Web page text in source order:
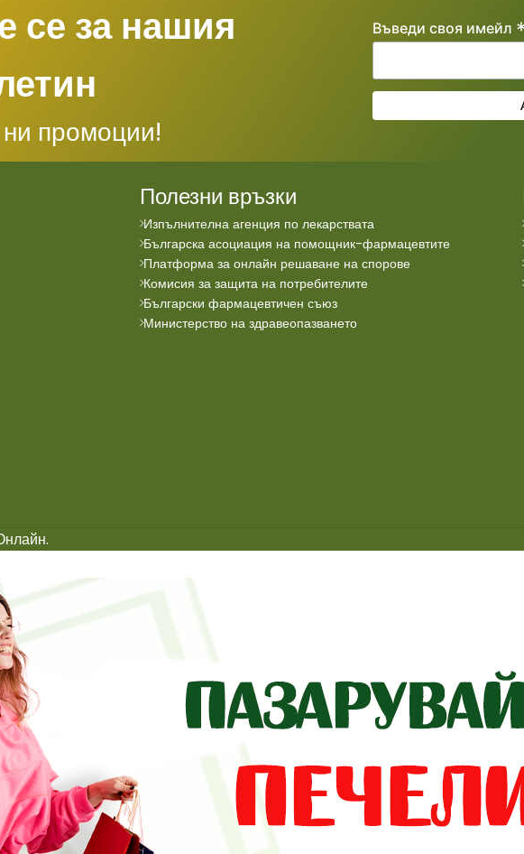
се за нашия
промоции!
Въведи своя имейл
Полезни връзки
Изпълнителна агенция по лекарствата
Българска асоциация на помощник-фармацевтите
Платформа за онлайн решаване на спорове
Комисия за защита на потребителите
Български фармацевтичен съюз
Министерство на здравеопазването